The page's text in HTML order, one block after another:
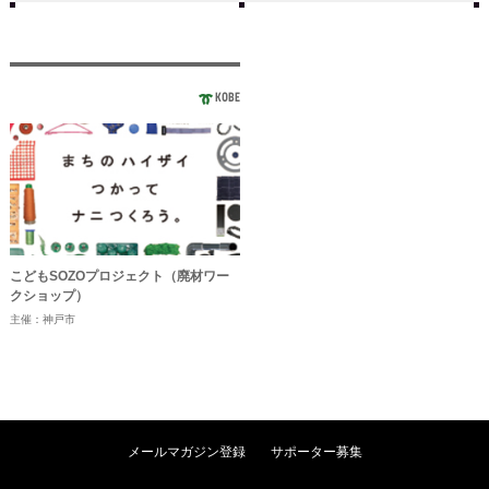
KOBE
こどもSOZOプロジェクト（廃材ワー
クショップ）
主催：神戸市
メールマガジン登録 サポーター募集